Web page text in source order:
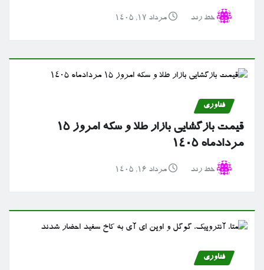
خط رند مرداد ۱۷, ۱۴۰۵
فناوری
قیمت بازگشایی بازار طلا و سکه امروز ۱۵
مردادماه ۱۴۰۵
خط رند مرداد ۱۶, ۱۴۰۵
فناوری